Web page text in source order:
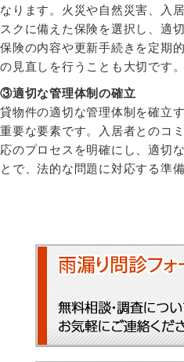
なります。火災や自然災害、入
スクに備えた保険を選択し、適
保険の内容や更新手続きを定期
の見直しを行うことも大切です。
③適切な管理体制の確立
貸物件の適切な管理体制を確立
重要な要素です。入居者とのコ
応のプロセスを明確にし、適切
とで、法的な問題に対応する準